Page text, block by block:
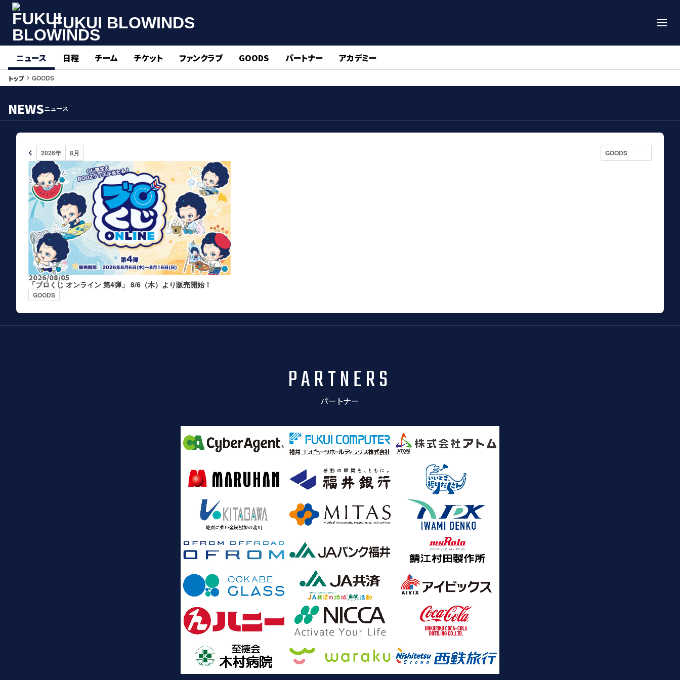
FUKUI BLOWINDS
ニュース 日程 チーム チケット ファンクラブ GOODS パートナー アカデミー
トップkeyboard_arrow_right GOODS
NEWSニュース
keyboard_arrow_left
2026/08/05
「ブロくじ オンライン 第4弾」 8/6（木）より販売開始！
GOODS
PARTNERS
パートナー